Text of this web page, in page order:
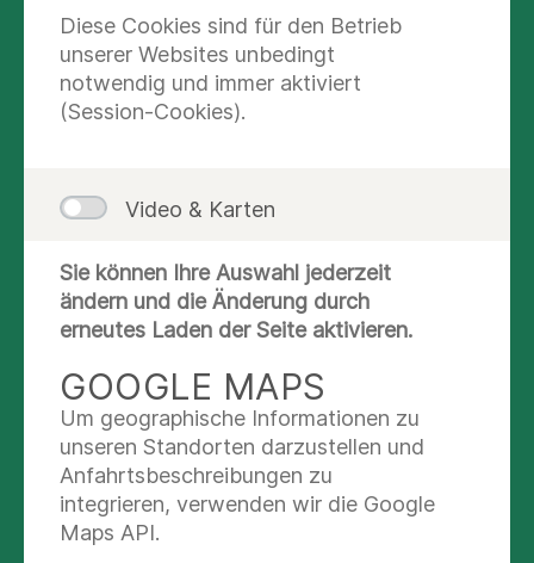
MD/SYR Nidal Mansour
Chefarzt
EINFÜHLSAM UND
In der stationären geriatrischen
Berücksichtigung der
Funktionseinschränkungen sowie der
individuellen Lebenssituation diagnostiziert
laborchemischen und bildgebenden
Diagnostik kommen hierbei von den
verschiedenen an der Behandlung
mitwirkenden Berufsgruppen –
Physiotherapie, Ergotherapie, Logopädie
und Psychologie - durchgeführte
mehr lesen
OPTIMALE VERSORGUNG
FÜR ÄLTERE
Diese Cookies sind für den Betrieb
unserer Websites unbedingt
notwendig und immer aktiviert
(Session-Cookies).
Video & Karten
Sie können Ihre Auswahl jederzeit
ändern und die Änderung durch
erneutes Laden der Seite aktivieren.
GOOGLE MAPS
Um geographische Informationen zu
unseren Standorten darzustellen und
Anfahrtsbeschreibungen zu
integrieren, verwenden wir die Google
Maps API.